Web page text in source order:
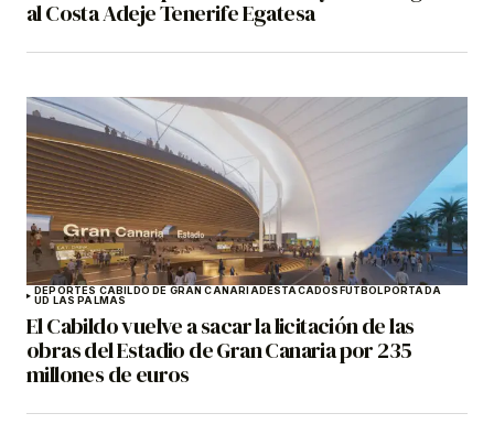
al Costa Adeje Tenerife Egatesa
DEPORTES CABILDO DE GRAN CANARIADESTACADOSFÚTBOLPORTADA
UD LAS PALMAS
El Cabildo vuelve a sacar la licitación de las
obras del Estadio de Gran Canaria por 235
millones de euros